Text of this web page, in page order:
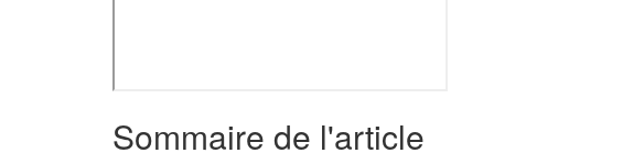
Sommaire de l'article